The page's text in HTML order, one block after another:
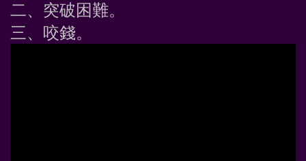
二、突破困難。
三、咬錢。